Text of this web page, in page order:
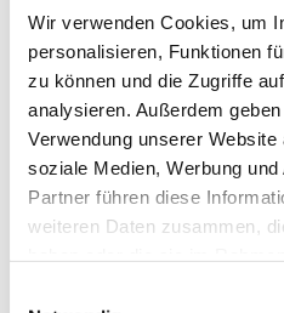
Wir verwenden Cookies, um
personalisieren, Funktionen
zu können und die Zugriffe
analysieren. Außerdem
Verwendung unserer
soziale Medien, Werbung
Partner führen diese
weiteren Daten zusammen,